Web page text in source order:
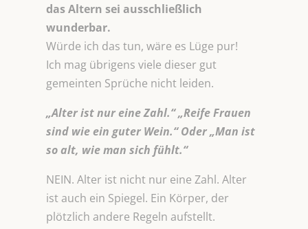
das Altern sei ausschließlich
wunderbar.
Würde ich das tun, wäre es Lüge pur!
Ich mag übrigens viele dieser gut
gemeinten Sprüche nicht leiden.
„Alter ist nur eine Zahl.“ „Reife Frauen
sind wie ein guter Wein.“ Oder „Man ist
so alt, wie man sich fühlt.“
NEIN. Alter ist nicht nur eine Zahl. Alter
ist auch ein Spiegel. Ein Körper, der
plötzlich andere Regeln aufstellt.